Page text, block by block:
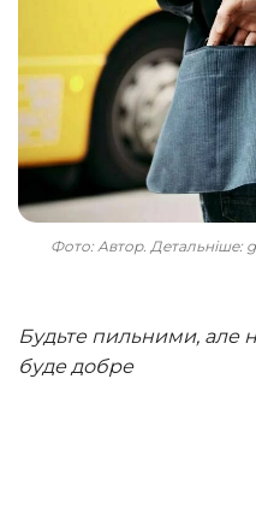
Фото: Автор.
Будьте пильними, але не параноїдальними – і все
буде добре